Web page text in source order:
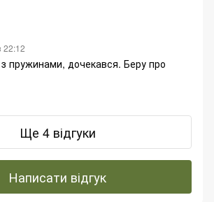
22:12
пружинами, дочекався. Беру про
Ще 4 відгуки
Написати відгук